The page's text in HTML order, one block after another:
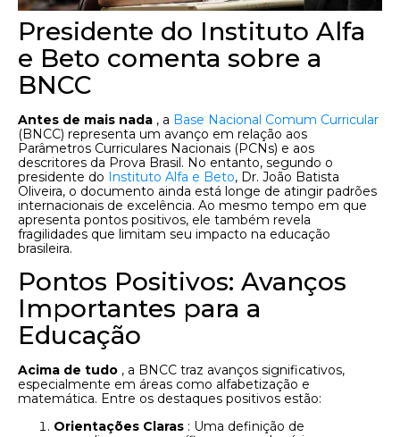
Presidente do Instituto Alfa
e Beto comenta sobre a
BNCC
Antes de mais nada , a Base Nacional Comum Curricular
(BNCC) representa um avanço em relação aos
Parâmetros Curriculares Nacionais (PCNs) e aos
descritores da Prova Brasil. No entanto, segundo o
presidente do Instituto Alfa e Beto, Dr. João Batista
Oliveira, o documento ainda está longe de atingir padrões
internacionais de excelência. Ao mesmo tempo em que
apresenta pontos positivos, ele também revela
fragilidades que limitam seu impacto na educação
brasileira.
Pontos Positivos: Avanços
Importantes para a
Educação
Acima de tudo , a BNCC traz avanços significativos,
especialmente em áreas como alfabetização e
matemática. Entre os destaques positivos estão:
Orientações Claras : Uma definição de